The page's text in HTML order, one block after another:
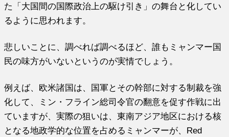
た「大国間の国際政治上の駆け引き」の舞台と化してい
るように思われます。
悲しいことに、調べれば調べるほど、誰もミャンマー国
民の味方がいないというのが実情でしょう。
例えば、欧米諸国は、国軍とその幹部に対する制裁を強
化して、ミン・フライン総司令官の翻意を促す作戦に出
ていますが、実際の狙いは、東南アジア地区における核
となる地政学的な位置を占めるミャンマーが、Red